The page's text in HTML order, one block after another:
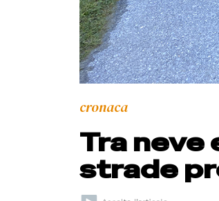
cronaca
Tra neve
strade